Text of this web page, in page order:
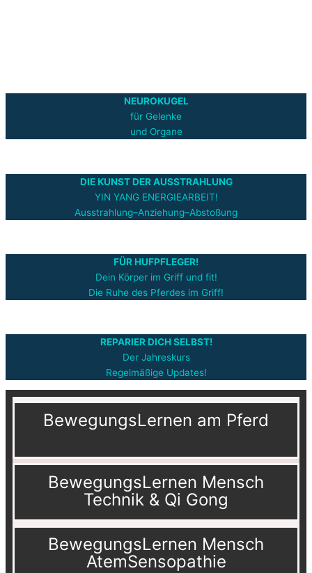
NEUROKUGEL
für Gelenke
und Organe
DIE KUNST DER AUSSTRAHLUNG
YIN YANG ENERGIEARBEIT!
Ausstrahlung–Anziehung–Abstoßung
FÜR HUFPFLEGER!
Dein Körper im Griff und fit!
Die Ruhe des Pferdes im Griff!
REPARIER DICH SELBST!
Der Jahreskurs
Regelmäßige Updates!
BewegungsLernen am Pferd
BewegungsLernen Mensch
Technik & Qi Gong
BewegungsLernen Mensch
AtemSensopathie